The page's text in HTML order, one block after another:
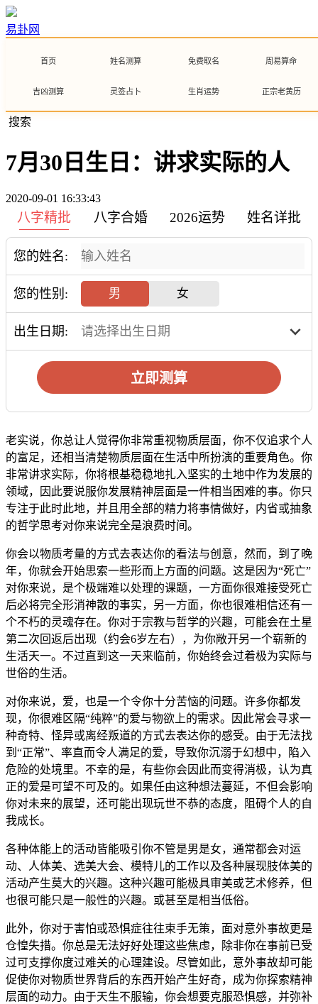
易卦网
首页 姓名测算 免费取名 周易算命
吉凶测算 灵签占卜 生肖运势 正宗老黄历
搜索
7月30日生日：讲求实际的人
2020-09-01 16:33:43
八字精批 八字合婚 2026运势 姓名详批
您的姓名:
您的性别: 男 女
出生日期:
立即测算
老实说，你总让人觉得你非常重视物质层面，你不仅追求个人
的富足，还相当清楚物质层面在生活中所扮演的重要角色。你
非常讲求实际，你将根基稳稳地扎入坚实的土地中作为发展的
领域，因此要说服你发展精神层面是一件相当困难的事。你只
专注于此时此地，并且用全部的精力将事情做好，内省或抽象
的哲学思考对你来说完全是浪费时间。
你会以物质考量的方式去表达你的看法与创意，然而，到了晚
年，你就会开始思索一些形而上方面的问题。这是因为“死亡”
对你来说，是个极端难以处理的课题，一方面你很难接受死亡
后必将完全形消神散的事实，另一方面，你也很难相信还有一
个不朽的灵魂存在。你对于宗教与哲学的兴趣，可能会在土星
第二次回返后出现（约会6岁左右），为你敞开另一个崭新的
生活天一。不过直到这一天来临前，你始终会过着极为实际与
世俗的生活。
对你来说，爱，也是一个令你十分苦恼的问题。许多你都发
现，你很难区隔“纯粹”的爱与物欲上的需求。因此常会寻求一
种奇特、怪异或离经叛道的方式去表达你的感受。由于无法找
到“正常”、率直而令人满足的爱，导致你沉溺于幻想中，陷入
危险的处境里。不幸的是，有些你会因此而变得消极，认为真
正的爱是可望不可及的。如果任由这种想法蔓延，不但会影响
你对未来的展望，还可能出现玩世不恭的态度，阻碍个人的自
我成长。
各种体能上的活动皆能吸引你不管是男是女，通常都会对运
动、人体美、选美大会、模特儿的工作以及各种展现肢体美的
活动产生莫大的兴趣。这种兴趣可能极具审美或艺术修养，但
也很可能只是一般性的兴趣。或甚至是相当低俗。
此外，你对于害怕或恐惧症往往束手无策，面对意外事故更是
仓惶失措。你总是无法好好处理这些焦虑，除非你在事前已受
过可支撑你度过难关的心理建设。尽管如此，意外事故却可能
促使你对物质世界背后的东西开始产生好奇，成为你探索精神
层面的动力。由于天生不服输，你会想要克服恐惧感，并弥补